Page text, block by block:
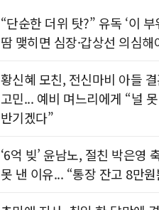
“단순한 더위 탓?” 유독 ‘이 부
땀 맺히면 심장·갑상선 의심해
황신혜 모친, 전신마비 아들
고민... 예비 며느리에게 “널 못
반기겠다”
‘6억 빚’ 윤남노, 절친 박은영
못 낸 이유... “통장 잔고 8만원